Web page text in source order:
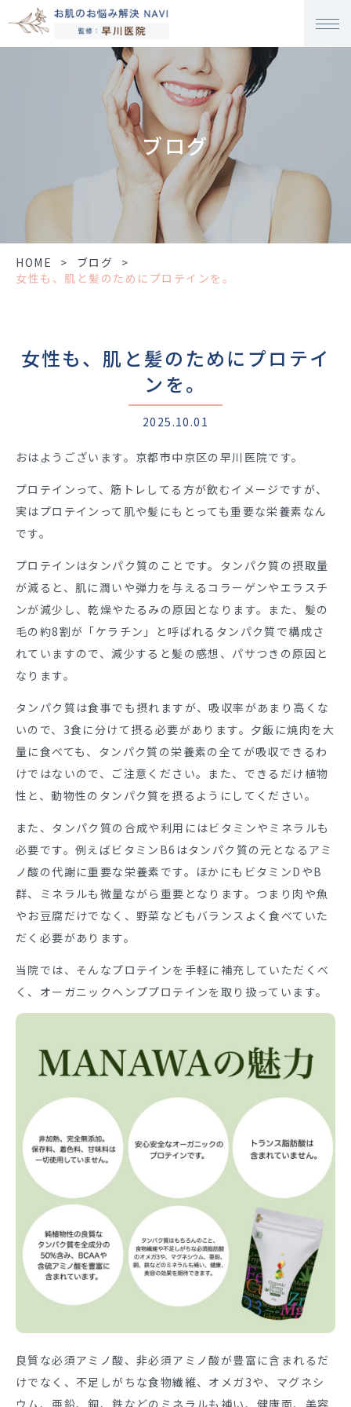
ブログ
HOME > ブログ
>
女性も、肌と髪のためにプロテインを。
女性も、肌と髪のためにプロテイ
ンを。
2025.10.01
おはようございます。京都市中京区の早川医院です。
プロテインって、筋トレしてる方が飲むイメージですが、
実はプロテインって肌や髪にもとっても重要な栄養素なん
です。
プロテインはタンパク質のことです。タンパク質の摂取量
が減ると、 肌に潤いや弾力を与えるコラーゲンやエラスチ
ンが減少し、乾燥やたるみの原因となります。また、髪の
毛の約8割が「ケラチン」と呼ばれるタンパク質で構成さ
れていますので、減少すると髪の感想、パサつきの原因と
なります。
タンパク質は食事でも摂れますが、吸収率があまり高くな
いので、3食に分けて摂る必要があります。夕飯に焼肉を大
量に食べても、タンパク質の栄養素の全てが吸収できるわ
けではないので、ご注意ください。また、できるだけ植物
性と、動物性のタンパク質を摂るようにしてください。
また、タンパク質の合成や利用にはビタミンやミネラルも
必要です。例えばビタミンB6はタンパク質の元となるアミ
ノ酸の代謝に重要な栄養素です。ほかにもビタミンDやB
群、ミネラルも微量ながら重要となります。つまり肉や魚
やお豆腐だけでなく、野菜などもバランスよく食べていた
だく必要があります。
当院では、そんなプロテインを手軽に補充していただくべ
く、オーガニックヘンププロテインを取り扱っています。
良質な必須アミノ酸、非必須アミノ酸が豊富に含まれるだ
けでなく、不足しがちな食物繊維、オメガ3や、マグネシ
ウム、亜鉛、銅、鉄などのミネラルも補い、健康面、美容